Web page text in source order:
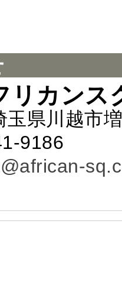
リカンス
県川越市
241-